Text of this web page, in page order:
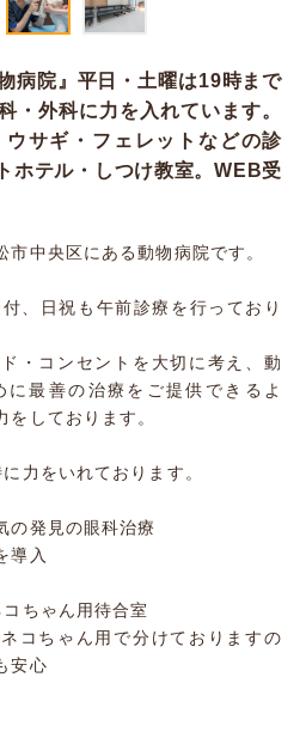
病院』平日・土曜は19時まで
・外科に力を入れています。
サギ・フェレットなどの診
ホテル・しつけ教室。WEB受
市中央区にある動物病院です。
、日祝も午前診療を行っており
・コンセントを大切に考え、動
最善の治療をご提供できるよ
をしております。
力をいれております。
の発見の眼科治療
導入
ちゃん用待合室
コちゃん用で分けておりますの
安心